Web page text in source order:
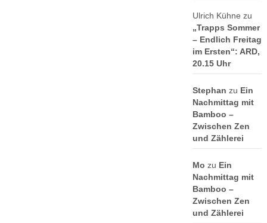
Ulrich Kühne zu
„Trapps Sommer
– Endlich Freitag
im Ersten“: ARD,
20.15 Uhr
Stephan zu Ein
Nachmittag mit
Bamboo –
Zwischen Zen
und Zählerei
Mo zu Ein
Nachmittag mit
Bamboo –
Zwischen Zen
und Zählerei